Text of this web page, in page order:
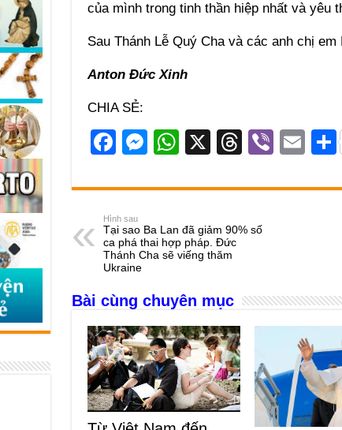
của mình trong tinh thần hiệp nhất và yêu
Sau Thánh Lễ Quý Cha và các anh chị
Anton Đức Xinh
CHIA SẺ:
F
c
e
b
o
o
k
M
ss
n
g
er
W
at
A
p
p
X
T
e
d
Vi
er
E
ail
S
Hình sau
Tại sao Ba Lan đã giảm 90% số
ca phá thai hợp pháp. Đức
Thánh Cha sẽ viếng thăm
Ukraine
Bài cùng chuyên mục